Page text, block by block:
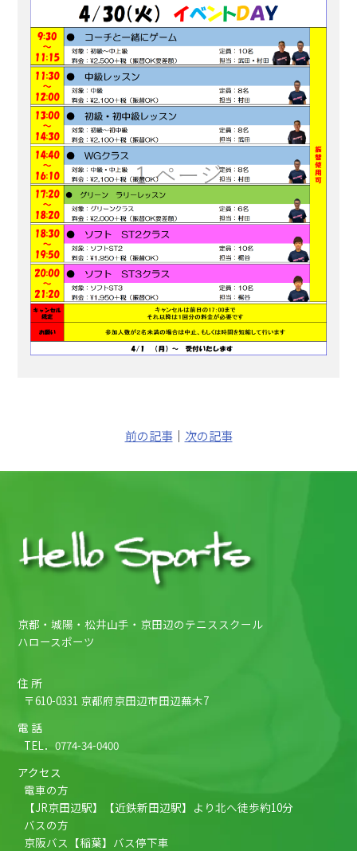
前の記事｜ 次の記事
京都・城陽・松井山手・京田辺のテニススクール
ハロースポーツ
住 所
〒610-0331 京都府京田辺市田辺蕪木7
電 話
TEL．0774-34-0400
アクセス
電車の方
【JR京田辺駅】【近鉄新田辺駅】より北へ徒歩約10分
バスの方
京阪バス【稲葉】バス停下車